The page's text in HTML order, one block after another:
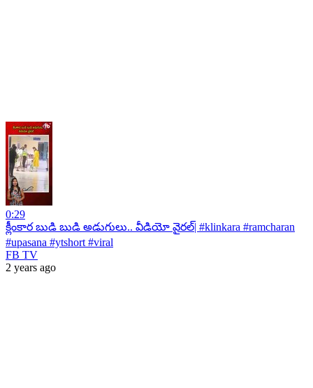
0:29
క్లీంకార బుడి బుడి అడుగులు.. వీడియో వైరల్| #klinkara #ramcharan
#upasana #ytshort #viral
FB TV
2 years ago